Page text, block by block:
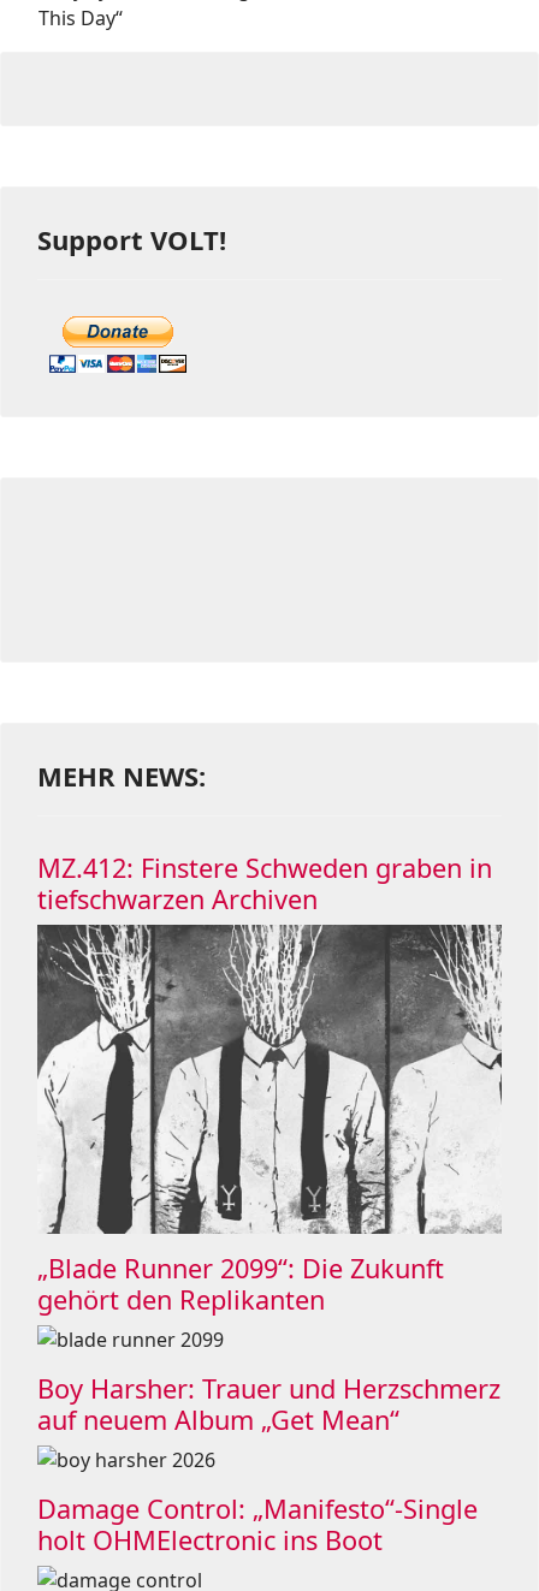
This Day“
Support VOLT!
MEHR NEWS:
MZ.412: Finstere Schweden graben in
tiefschwarzen Archiven
„Blade Runner 2099“: Die Zukunft
gehört den Replikanten
Boy Harsher: Trauer und Herzschmerz
auf neuem Album „Get Mean“
Damage Control: „Manifesto“-Single
holt OHMElectronic ins Boot